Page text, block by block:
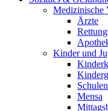
Medizinische
Ärzte
Kinder und
Schulen
Mensa